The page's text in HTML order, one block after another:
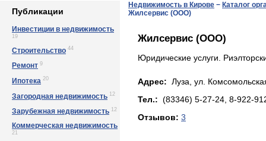
Публикации
Инвестиции в недвижимость
19
Строительство 44
Ремонт 9
Ипотека 20
Загородная недвижимость 12
Зарубежная недвижимость 12
Коммерческая недвижимость
21
Недвижимость в Кирове − Каталог
Жилсервис (ООО)
Жилсервис (ООО)
Юридические услуги.
Адрес: Луза, yл.
Тел.: (83346) 5-27-24, 8-922-
Отзывов: 3